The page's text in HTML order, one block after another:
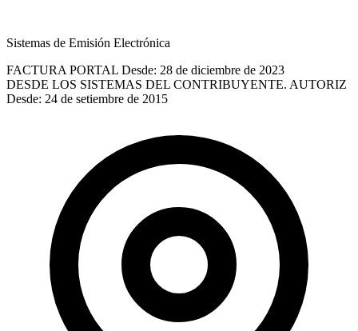
Sistemas de Emisión Electrónica
FACTURA PORTAL Desde: 28 de diciembre de 2023
DESDE LOS SISTEMAS DEL CONTRIBUYENTE. AUTORIZ
Desde: 24 de setiembre de 2015